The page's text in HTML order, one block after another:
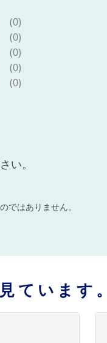
(0)
(0)
(0)
(0)
(0)
い。
ではありません。
ています。